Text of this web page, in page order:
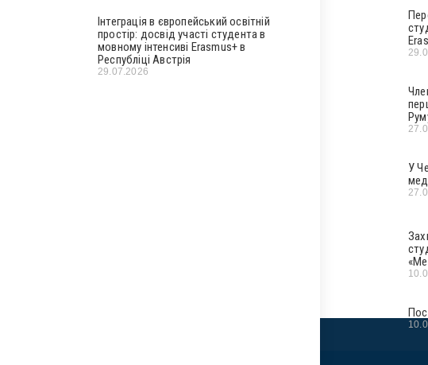
Інтеграція в європейський освітній
простір: досвід участі студента в
мовному інтенсиві Erasmus+ в
Республіці Австрія
29.07.2026
У